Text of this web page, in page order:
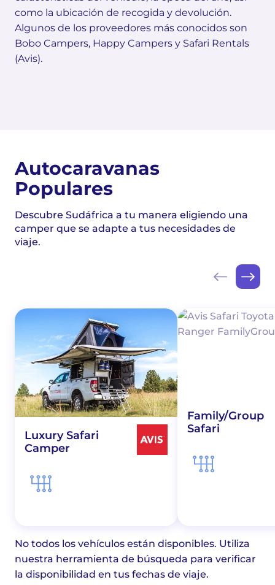
como la ubicación de recogida y devolución.
Algunos de los proveedores más conocidos son
Bobo Campers, Happy Campers y Safari Rentals
(Avis).
Autocaravanas
Populares
Descubre Sudáfrica a tu manera eligiendo una
camper que se adapte a tus necesidades de
viaje.
Luxury Safari
Camper
Family/Group
Safari
No todos los vehículos están disponibles. Utiliza
nuestra herramienta de búsqueda para verificar
la disponibilidad en tus fechas de viaje.